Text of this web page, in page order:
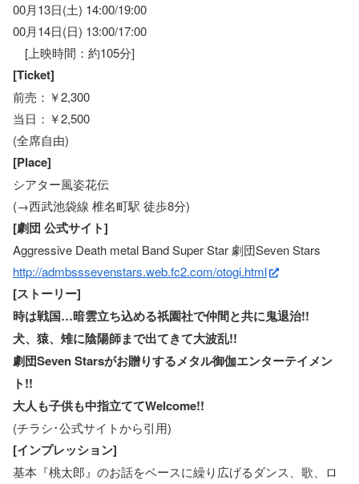
00月13日(土) 14:00/19:00
00月14日(日) 13:00/17:00
[上映時間：約105分]
[Ticket]
前売：￥2,300
当日：￥2,500
(全席自由)
[Place]
シアター風姿花伝
(→西武池袋線 椎名町駅 徒歩8分)
[劇団 公式サイト]
Aggressive Death metal Band Super Star 劇団Seven Stars
http://admbsssevenstars.web.fc2.com/otogi.html
[ストーリー]
時は戦国…暗雲立ち込める祇園社で仲間と共に鬼退治!!
犬、猿、雉に陰陽師まで出てきて大波乱!!
劇団Seven Starsがお贈りするメタル御伽エンターテイメン
ト!!
大人も子供も中指立ててWelcome!!
(チラシ･公式サイトから引用)
[インプレッション]
基本『桃太郎』のお話をベースに繰り広げるダンス、歌、ロ